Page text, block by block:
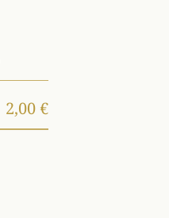
2,00 €